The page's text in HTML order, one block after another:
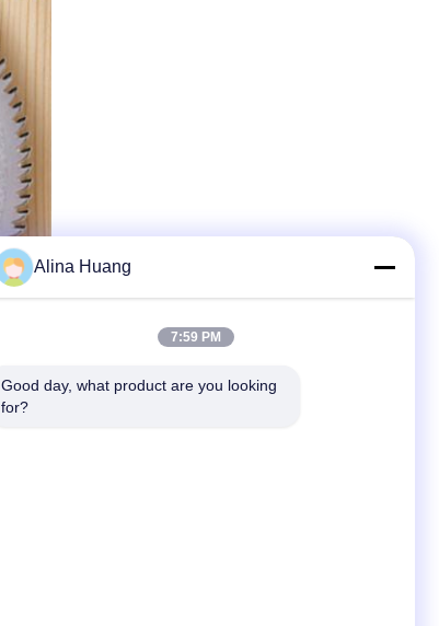
Alina Huang
7:59 PM
Good day, what product are you looking
for?